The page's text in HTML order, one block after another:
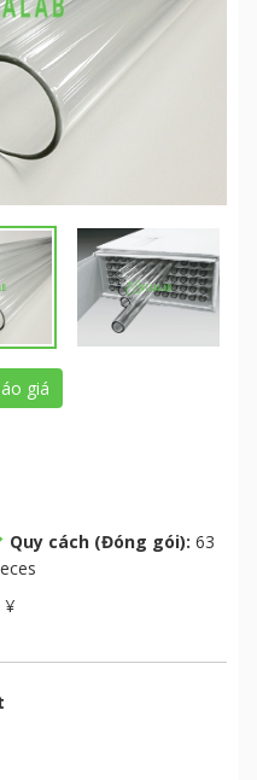
giá
Quy cách (Đóng gói): 63
¥